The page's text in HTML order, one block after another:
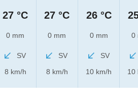
27 °C
0 mm
SV
8 km/h
27 °C
0 mm
SV
8 km/h
26 °C
0 mm
SV
10 km/h
0
10